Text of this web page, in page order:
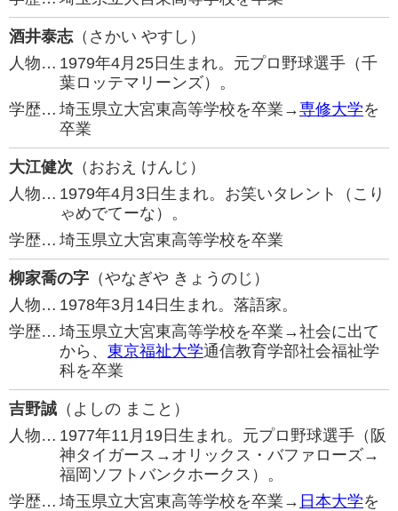
酒井泰志（さかい やすし）
人物… 1979年4月25日生まれ。元プロ野球選手（千
葉ロッテマリーンズ）。
学歴… 埼玉県立大宮東高等学校を卒業→専修大学を
卒業
大江健次 （おおえ けんじ）
人物… 1979年4月3日生まれ。お笑いタレント（こり
ゃめでてーな）。
学歴… 埼玉県立大宮東高等学校を卒業
柳家喬の字 （やなぎや きょうのじ）
人物… 1978年3月14日生まれ。落語家。
学歴… 埼玉県立大宮東高等学校を卒業→社会に出て
から、 東京福祉大学通信教育学部社会福祉学
科を卒業
吉野誠 （よしの まこと）
人物… 1977年11月19日生まれ。元プロ野球選手（阪
神タイガース→オリックス・バファローズ→
福岡ソフトバンクホークス）。
学歴… 埼玉県立大宮東高等学校を卒業→ 日本大学を